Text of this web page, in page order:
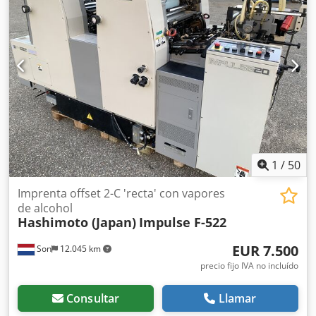
inclinados y de marcas laterales Sistema semiautomático
de cambio de planchas Todos los sistemas de lavado
Dispositivo de inserción de bandas Alimentación continua
Chedpfxjzqyr Eo Afdoa Alimentador de sobres Stenz
Kuvertanleger Compresores
1 / 50
Son 12.045 km
Imprenta offset 2-C 'recta' con vapores
de alcohol
Hashimoto (Japan) Impulse F-522
EUR 7.500
precio fijo IVA no incluído
Consultar Llamar